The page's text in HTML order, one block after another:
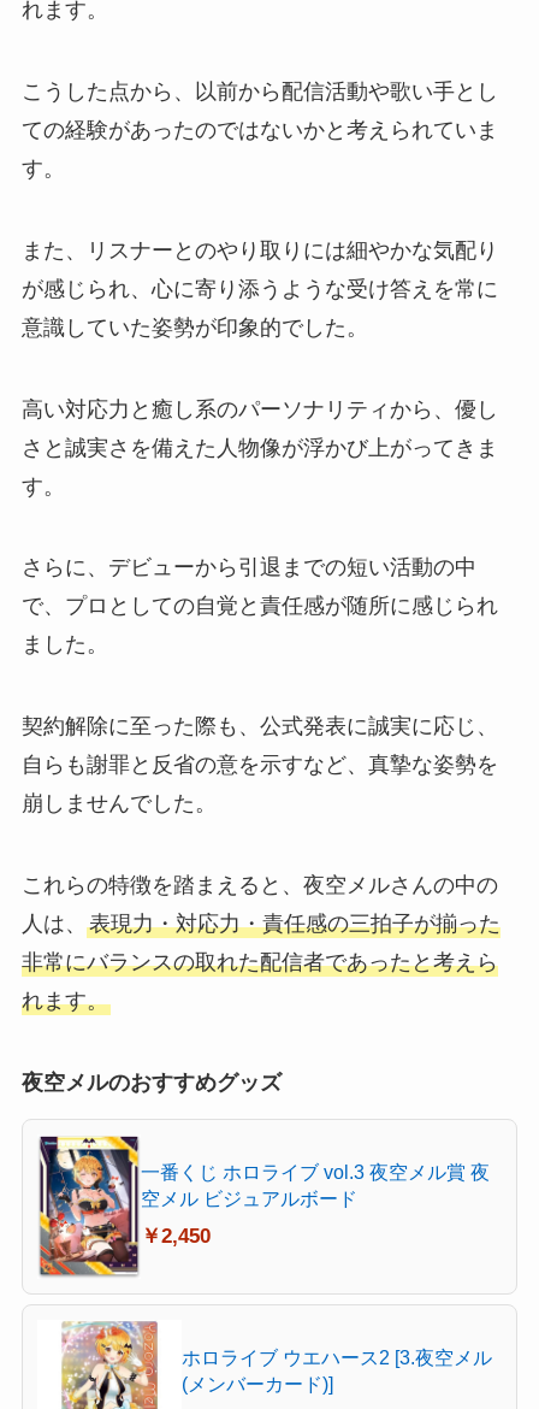
れます。
こうした点から、以前から配信活動や歌い手とし
ての経験があったのではないかと考えられていま
す。
また、リスナーとのやり取りには細やかな気配り
が感じられ、心に寄り添うような受け答えを常に
意識していた姿勢が印象的でした。
高い対応力と癒し系のパーソナリティから、優し
さと誠実さを備えた人物像が浮かび上がってきま
す。
さらに、デビューから引退までの短い活動の中
で、プロとしての自覚と責任感が随所に感じられ
ました。
契約解除に至った際も、公式発表に誠実に応じ、
自らも謝罪と反省の意を示すなど、真摯な姿勢を
崩しませんでした。
これらの特徴を踏まえると、夜空メルさんの中の
人は、 表現力・対応力・責任感の三拍子が揃った
非常にバランスの取れた配信者であったと考えら
れます。
夜空メルのおすすめグッズ
一番くじ ホロライブ vol.3 夜空メル賞 夜
空メル ビジュアルボード
￥2,450
ホロライブ ウエハース2 [3.夜空メル
(メンバーカード)]